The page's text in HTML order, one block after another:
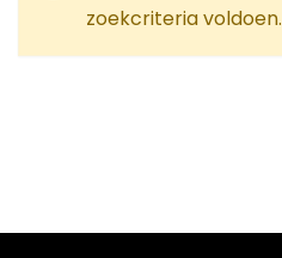
zoekcriteria voldoen.